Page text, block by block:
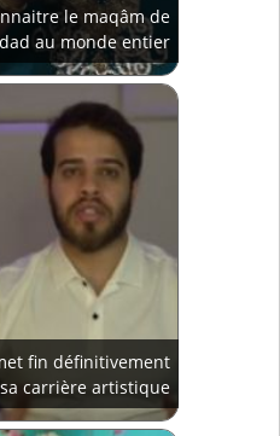
le maqâm de
au monde entier
fin définitivement
carrière artistique